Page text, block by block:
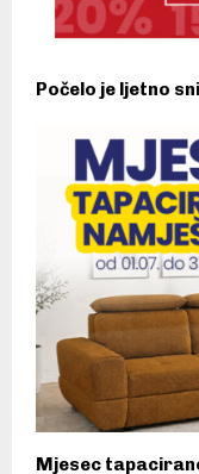
Počelo je ljetno
Mjesec